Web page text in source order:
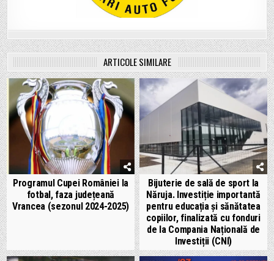
ARTICOLE SIMILARE
Programul Cupei României la
fotbal, faza județeană
Vrancea (sezonul 2024-2025)
Bijuterie de sală de sport la
Năruja. Investiție importantă
pentru educația și sănătatea
copiilor, finalizată cu fonduri
de la Compania Națională de
Investiții (CNI)